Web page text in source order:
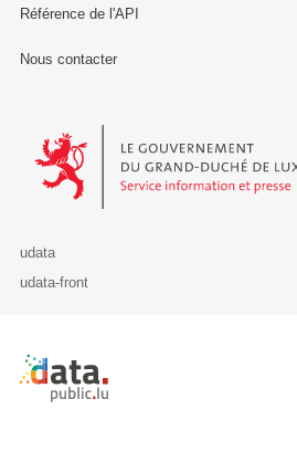
Référence de l'API
Nous contacter
Le Gouvernement du Grand-Duché
udata
udata-front
Retour à l'accueil de